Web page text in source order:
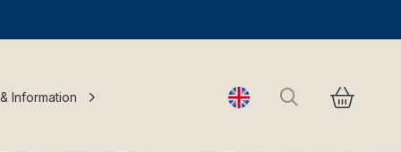
Information Change language
Search